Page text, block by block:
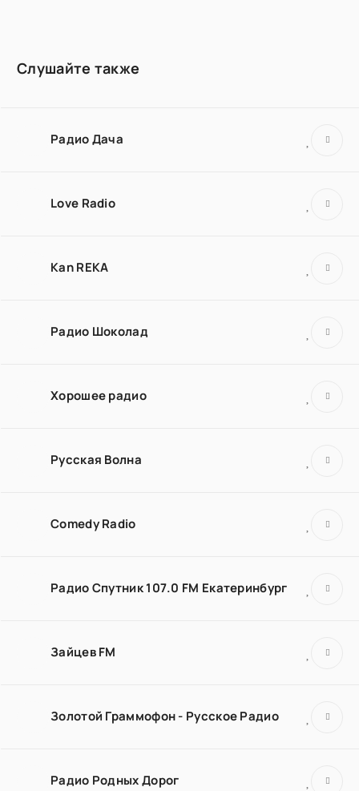
Слушайте также
Радио Дача
Love Radio
Kan REKA
Радио Шоколад
Хорошее радио
Русская Волна
Comedy Radio
Радио Спутник 107.0 FM Екатеринбург
Зайцев FM
Золотой Граммофон - Русское Радио
Радио Родных Дорог